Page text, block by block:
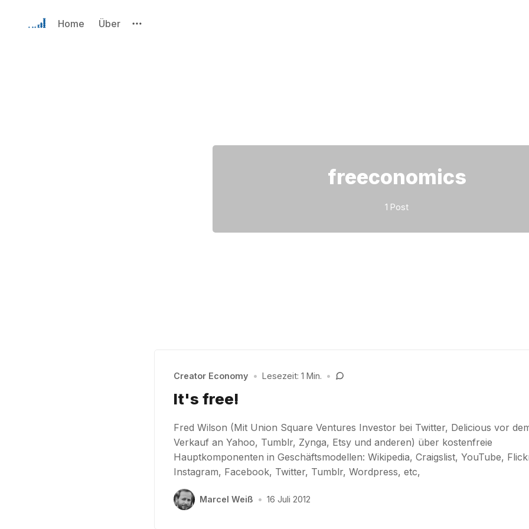
Home Über
freeconomics
1 Post
Creator Economy • Lesezeit: 1 Min. •
It's free!
Fred Wilson (Mit Union Square Ventures Investor bei Twitter, Delicious vor
Verkauf an Yahoo, Tumblr, Zynga, Etsy und anderen) über kostenfreie
Hauptkomponenten in Geschäftsmodellen: Wikipedia, Craigslist, YouTube,
Instagram, Facebook, Twitter, Tumblr, Wordpress, etc,
Marcel Weiß • 16 Juli 2012